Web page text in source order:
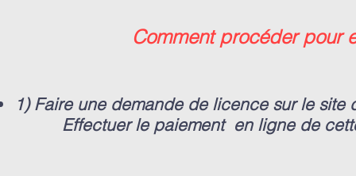
Comment procéder pour
1) Faire une demande de licence sur le
Effectuer le paiement en ligne de